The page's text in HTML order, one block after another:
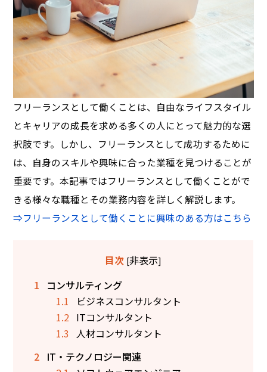
フリーランスとして働くことは、自由なライフスタイル
とキャリアの成長を求める多くの人にとって魅力的な選
択肢です。しかし、フリーランスとして成功するために
は、自身のスキルや興味に合った業種を見つけることが
重要です。本記事ではフリーランスとして働くことがで
きる様々な職種とその業務内容を詳しく解説します。
⇒フリーランスとして働くことに興味のある方はこちら
目次 [非表示]
1
コンサルティング
1.1
ビジネスコンサルタント
1.2 ITコンサルタント
1.3
人材コンサルタント
2 IT・テクノロジー関連